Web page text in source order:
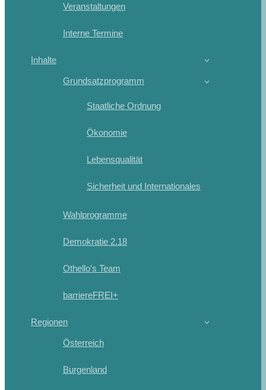
Veranstaltungen
Interne Termine
Inhalte
Grundsatzprogramm
Staatliche Ordnung
Ökonomie
Lebensqualität
Sicherheit und Internationales
Wahlprogramme
Demokratie 2.18
Othello’s Team
barriereFREI+
Regionen
Österreich
Burgenland